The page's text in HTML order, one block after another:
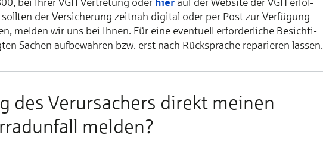
der Ver­si­che­rung zeit­nah di­gi­tal oder per Post zur Ver­fü­gung
mel­den wir uns bei Ih­nen. Für ei­ne even­tu­ell er­for­der­li­che Be­sich­ti­
Sa­chen auf­be­wah­ren bzw. erst nach Rück­spra­che re­pa­rie­ren las­sen.
des Ver­ur­sa­chers di­rekt mei­nen
mel­den?